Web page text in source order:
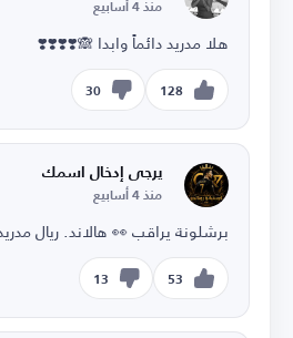
منذ 4 أسابيع
هلا مدريد دائماً وابدا 🙈❣️❣️❣️❣️
128
30
يرجى إدخال اسمك
منذ 4 أسابيع
برشلونة يراقب 👀 هالاند. ريال
53
13